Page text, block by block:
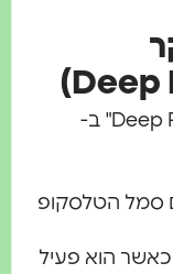
כדי להפעיל את תכונת "Deep Research" ב-
הטלסקופ
הוא פעיל